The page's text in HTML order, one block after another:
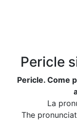
Pericle
Pericle. Come
La
The